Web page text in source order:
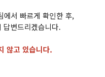
에서 빠르게 확인한 후,
답변드리겠습니다.
않고 있습니다.